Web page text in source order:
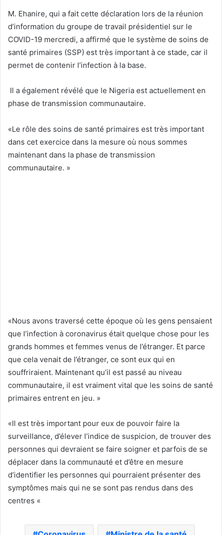
M. Ehanire, qui a fait cette déclaration lors de la réunion
d’information du groupe de travail présidentiel sur le
COVID-19 mercredi, a affirmé que le système de soins de
santé primaires (SSP) est très important à ce stade, car il
permet de contenir l’infection à la base.
Il a également révélé que le Nigeria est actuellement en
phase de transmission communautaire.
«Le rôle des soins de santé primaires est très important
dans cet exercice dans la mesure où nous sommes
maintenant dans la phase de transmission
communautaire. »
«Nous avons traversé cette époque où les gens pensaient
que l’infection à coronavirus était quelque chose pour les
grands hommes et femmes venus de l’étranger. Et parce
que cela venait de l’étranger, ce sont eux qui en
souffriraient. Maintenant qu’il est passé au niveau
communautaire, il est vraiment vital que les soins de santé
primaires entrent en jeu. »
«Il est très important pour eux de pouvoir faire la
surveillance, d’élever l’indice de suspicion, de trouver des
personnes qui devraient se faire soigner et parfois de se
déplacer dans la communauté et d’être en mesure
d’identifier les personnes qui pourraient présenter des
symptômes mais qui ne se sont pas rendus dans des
centres «